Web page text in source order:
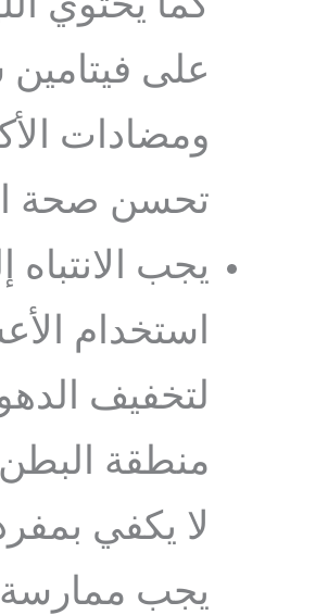
على
ومضادات
تحسن صحة
يجب الانتباه
استخدام
لتخفيف
منطقة
لا يكفي
يجب ممارسة